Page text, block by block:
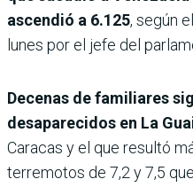
ascendió a 6.125, según
lunes por el jefe del
Decenas de familiares
desaparecidos en La
Caracas y el que resultó
terremotos de 7,2 y 7,5